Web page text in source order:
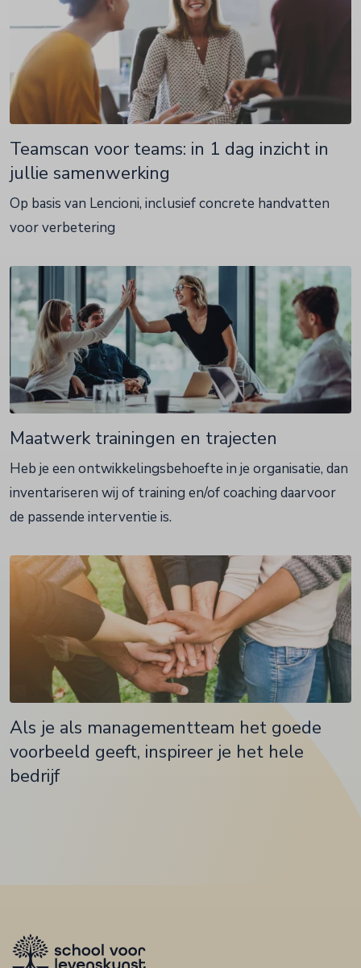
Teamscan voor teams: in 1 dag inzicht in
jullie samenwerking
Op basis van Lencioni, inclusief concrete handvatten
voor verbetering
Maatwerk trainingen en trajecten
Heb je een ontwikkelingsbehoefte in je organisatie, dan
inventariseren wij of training en/of coaching daarvoor
de passende interventie is.
Als je als managementteam het goede
voorbeeld geeft, inspireer je het hele
bedrijf